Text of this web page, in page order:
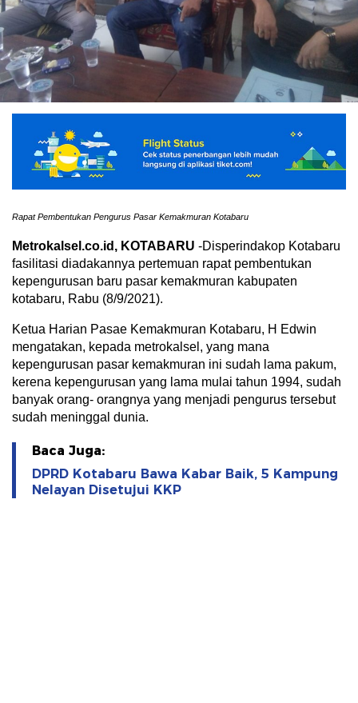
Rapat Pembentukan Pengurus Pasar Kemakmuran Kotabaru
Metrokalsel.co.id, KOTABARU -Disperindakop Kotabaru
fasilitasi diadakannya pertemuan rapat pembentukan
kepengurusan baru pasar kemakmuran kabupaten
kotabaru, Rabu (8/9/2021).
Ketua Harian Pasae Kemakmuran Kotabaru, H Edwin
mengatakan, kepada metrokalsel, yang mana
kepengurusan pasar kemakmuran ini sudah lama pakum,
kerena kepengurusan yang lama mulai tahun 1994, sudah
banyak orang- orangnya yang menjadi pengurus tersebut
sudah meninggal dunia.
Baca Juga:
DPRD Kotabaru Bawa Kabar Baik, 5 Kampung
Nelayan Disetujui KKP